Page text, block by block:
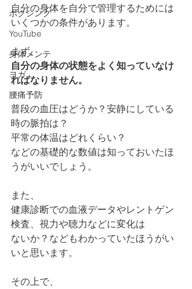
ボクシング
YouTube
身体メンテ
ヨガ
腰痛予防
自分の身体を自分で管理するためには
いくつかの条件があります。
まず、
自分の身体の状態をよく知っていなけ
ればなりません。
普段の血圧はどうか？安静にしている
時の脈拍は？
平常の体温はどれくらい？
などの基礎的な数値は知っておいたほ
うがいいでしょう。
また、
健康診断での血液データやレントゲン
検査、視力や聴力などに変化は
ないか？などもわかっていたほうがい
いと思います。
その上で、